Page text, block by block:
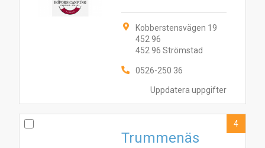
Uppdatera uppgifter
Kobberstensvägen 19
452 96
452 96 Strömstad
0526-250 36
Trummenäs
4